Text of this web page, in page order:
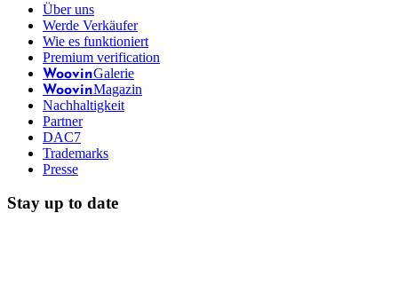
Über uns
Werde Verkäufer
Wie es funktioniert
Premium verification
WoovinGalerie
WoovinMagazin
Nachhaltigkeit
Partner
DAC7
Trademarks
Presse
Stay up to date